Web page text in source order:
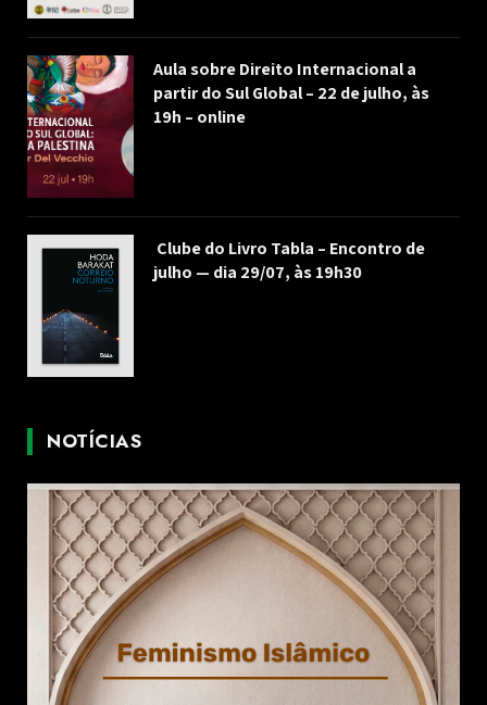
Aula sobre Direito Internacional a
partir do Sul Global – 22 de julho, às
19h – online
Clube do Livro Tabla – Encontro de
julho — dia 29/07, às 19h30
NOTÍCIAS